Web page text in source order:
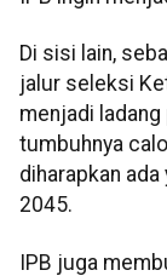
Di sisi lain,
jalur seleksi
menjadi
tumbuhnya
diharapkan
2045.
IPB juga